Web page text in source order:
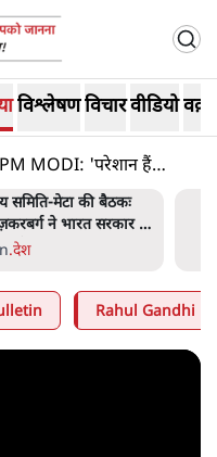
विश्लेषणविचारवीडियो
MODI: 'परेशान हैं
में कैसे बदला खेल?
समिति-मेटा की बैठकः
ने भारत सरकार से
.देश
Rahul Gandhi